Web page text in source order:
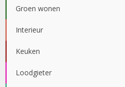
Groen wonen
Interieur
Keuken
Loodgieter